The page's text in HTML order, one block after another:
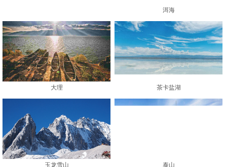
蓬莱阁
洱海 大理
茶卡盐湖